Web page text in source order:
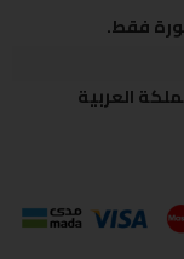
فقط.
العربية